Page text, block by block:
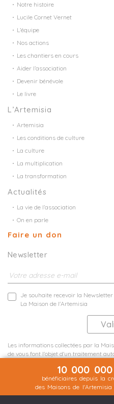
Notre histoire
Lucile Cornet Vernet
L’équipe
Nos actions
Les chantiers en cours
Aider l’association
Devenir bénévole
Le livre
L’Artemisia
Artemisia
Les conditions de culture
La culture
La multiplication
La transformation
Actualités
La vie de l’association
On en parle
Faire un don
Newsletter
Je souhaite recevoir la Newsletter
La Maison de l'Artemisia
Les informations collectées par la
de vous font l'objet d'un traitement
10 000 000
bénéficiaires depuis la
des Maisons de l'Artemisia